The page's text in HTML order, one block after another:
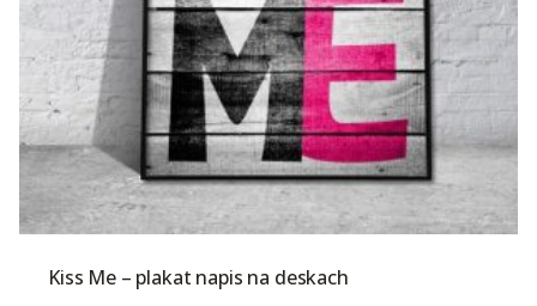
Kiss Me – plakat napis na deskach